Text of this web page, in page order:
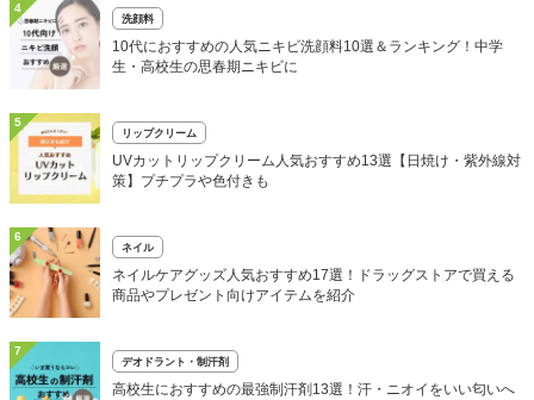
4
洗顔料
10代におすすめの人気ニキビ洗顔料10選＆ランキング！中学
生・高校生の思春期ニキビに
5
リップクリーム
UVカットリップクリーム人気おすすめ13選【日焼け・紫外線対
策】プチプラや色付きも
6
ネイル
ネイルケアグッズ人気おすすめ17選！ドラッグストアで買える
商品やプレゼント向けアイテムを紹介
7
デオドラント・制汗剤
高校生におすすめの最強制汗剤13選！汗・ニオイをいい匂いへ